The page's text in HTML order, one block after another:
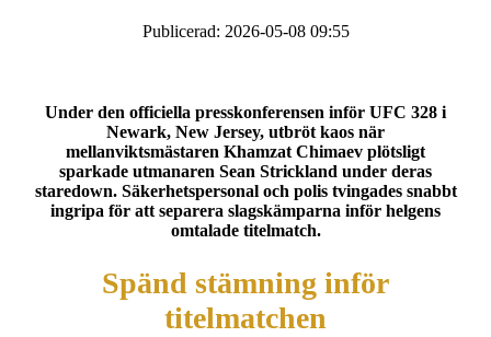
Publicerad: 2026-05-08 09:55
Under den officiella presskonferensen inför UFC 328 i
Newark, New Jersey, utbröt kaos när
mellanviktsmästaren Khamzat Chimaev plötsligt
sparkade utmanaren Sean Strickland under deras
staredown. Säkerhetspersonal och polis tvingades snabbt
ingripa för att separera slagskämparna inför helgens
omtalade titelmatch.
Spänd stämning inför
titelmatchen